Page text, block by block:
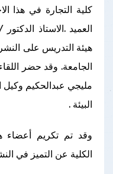
كلية التجارة في هذا
العميد .الاستاذ
هيئة التدريس على
الجامعة. وقد حضر
مليجي عبدالحكيم وكيل
البيئة .
وقد تم تكريم أعضاء
الكلية عن التميز في